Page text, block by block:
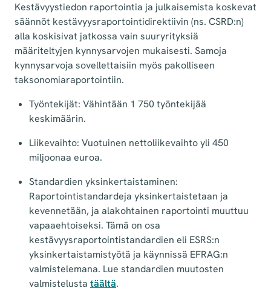
Kestävyystiedon raportointia ja julkaisemista koskevat
säännöt kestävyysraportointidirektiivin (ns. CSRD:n)
alla koskisivat jatkossa vain suuryrityksiä
määriteltyjen kynnysarvojen mukaisesti. Samoja
kynnysarvoja sovellettaisiin myös pakolliseen
taksonomiaraportointiin.
Työntekijät: Vähintään 1 750 työntekijää
keskimäärin.
Liikevaihto: Vuotuinen nettoliikevaihto yli 450
miljoonaa euroa.
Standardien yksinkertaistaminen:
Raportointistandardeja yksinkertaistetaan ja
kevennetään, ja alakohtainen raportointi muuttuu
vapaaehtoiseksi. Tämä on osa
kestävyysraportointistandardien eli ESRS:n
yksinkertaistamistyötä ja käynnissä EFRAG:n
valmistelemana. Lue standardien muutosten
valmistelusta täältä.